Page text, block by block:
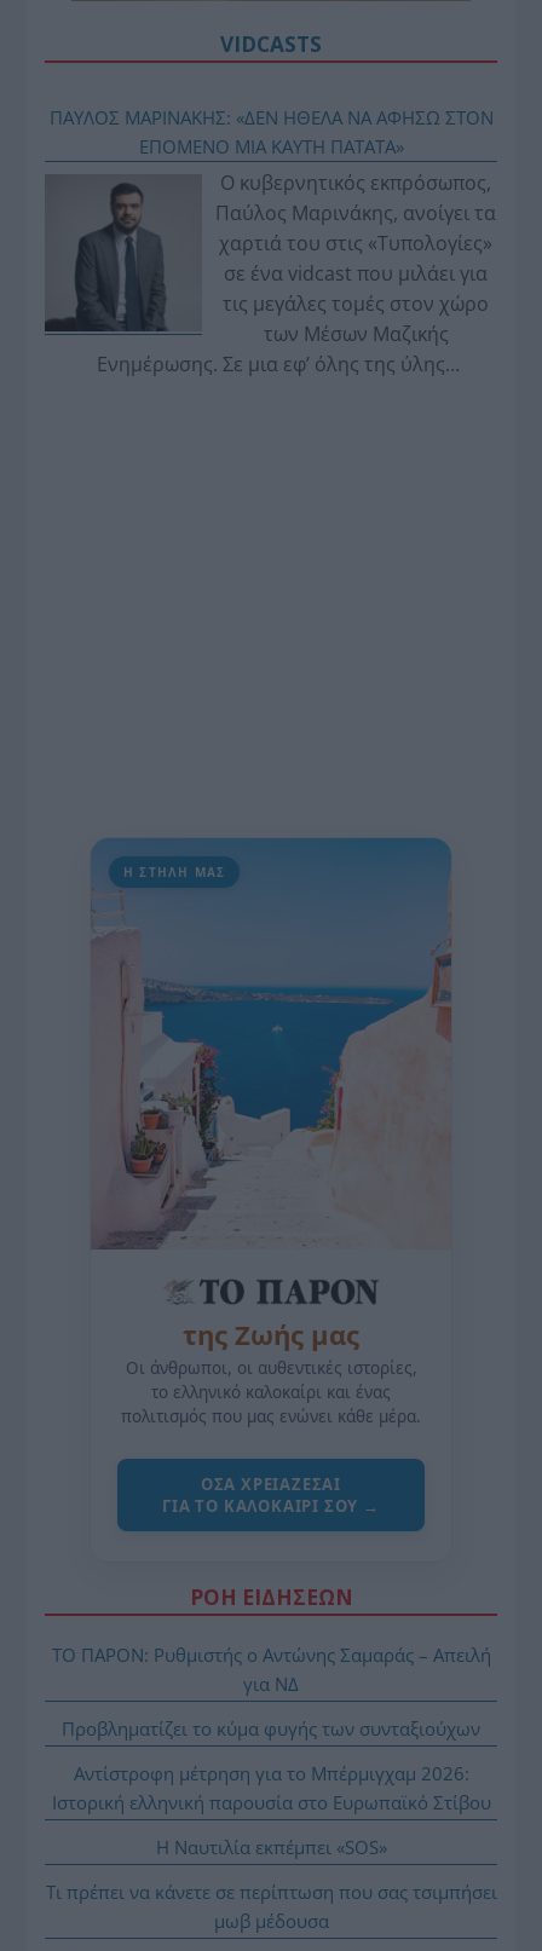
VIDCASTS
ΠΑΥΛΟΣ ΜΑΡΙΝΑΚΗΣ: «ΔΕΝ ΗΘΕΛΑ ΝΑ ΑΦΗΣΩ ΣΤΟΝ
ΕΠΟΜΕΝΟ ΜΙΑ ΚΑΥΤΗ ΠΑΤΑΤΑ»
Ο κυβερνητικός εκπρόσωπος,
Παύλος Μαρινάκης, ανοίγει τα
χαρτιά του στις «Τυπολογίες»
σε ένα vidcast που μιλάει για
τις μεγάλες τομές στον χώρο
των Μέσων Μαζικής
Ενημέρωσης. Σε μια εφ’ όλης της ύλης
Η ΣΤΗΛΗ ΜΑΣ
της Ζωής μας
Οι άνθρωποι, οι αυθεντικές ιστορίες,
το ελληνικό καλοκαίρι και ένας
πολιτισμός που μας ενώνει κάθε μέρα.
ΌΣΑ ΧΡΕΙΆΖΕΣΑΙ
ΓΙΑ ΤΟ ΚΑΛΟΚΑΊΡΙ ΣΟΥ →
ΡΟΗ ΕΙΔΗΣΕΩΝ
ΤΟ ΠΑΡΟΝ: Ρυθμιστής ο Αντώνης Σαμαράς – Απειλή
για ΝΔ
Προβληματίζει το κύμα φυγής των συνταξιούχων
Αντίστροφη μέτρηση για το Μπέρμιγχαμ 2026:
Ιστορική ελληνική παρουσία στο Ευρωπαϊκό Στίβου
Η Ναυτιλία εκπέμπει «SOS»
Τι πρέπει να κάνετε σε περίπτωση που σας τσιμπήσει
μωβ μέδουσα